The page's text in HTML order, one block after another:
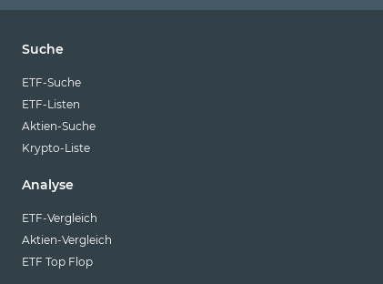
Suche
ETF-Suche
ETF-Listen
Aktien-Suche
Krypto-Liste
Analyse
ETF-Vergleich
Aktien-Vergleich
ETF Top Flop